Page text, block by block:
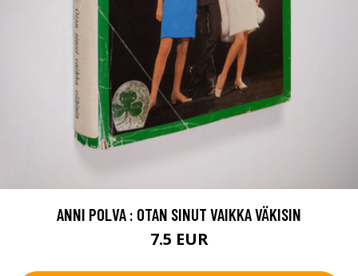
ANNI POLVA : OTAN SINUT VAIKKA VÄKISIN
7.5 EUR